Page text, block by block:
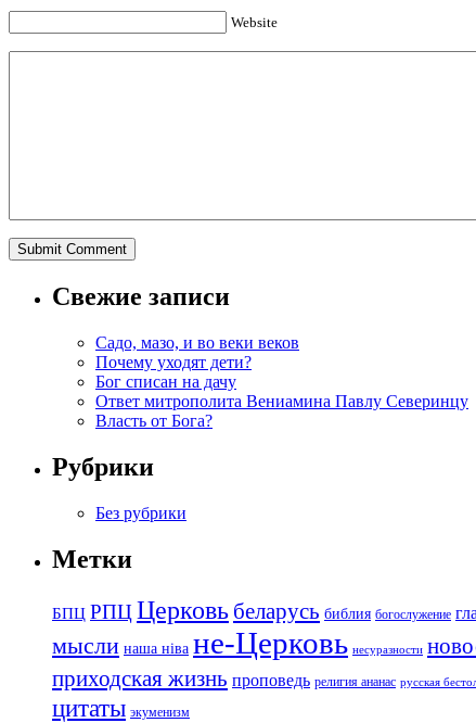
Website
Свежие записи
Садо, мазо, и во веки веков
Почему уходят дети?
Бог списан на дачу
Ответ митрополита Вениамина Павлу Северинцу
Власть от Бога?
Рубрики
Без рубрики
Метки
БПЦ РПЦ Церковь беларусь библия богослужение
мысли наша ніва не-Церковь несуразности
приходская жизнь проповедь религия ананас русская
цитаты экуменизм